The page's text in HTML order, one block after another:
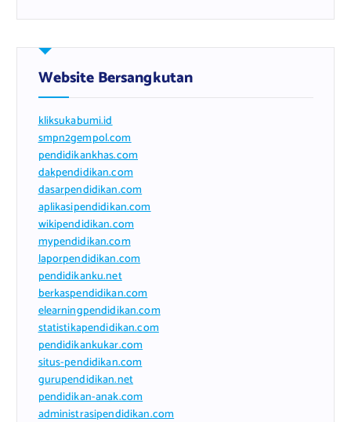
Website Bersangkutan
kliksukabumi.id
smpn2gempol.com
pendidikankhas.com
dakpendidikan.com
dasarpendidikan.com
aplikasipendidikan.com
wikipendidikan.com
mypendidikan.com
laporpendidikan.com
pendidikanku.net
berkaspendidikan.com
elearningpendidikan.com
statistikapendidikan.com
pendidikankukar.com
situs-pendidikan.com
gurupendidikan.net
pendidikan-anak.com
administrasipendidikan.com